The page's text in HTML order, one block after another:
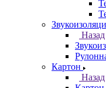
Назад
Картон
Назад